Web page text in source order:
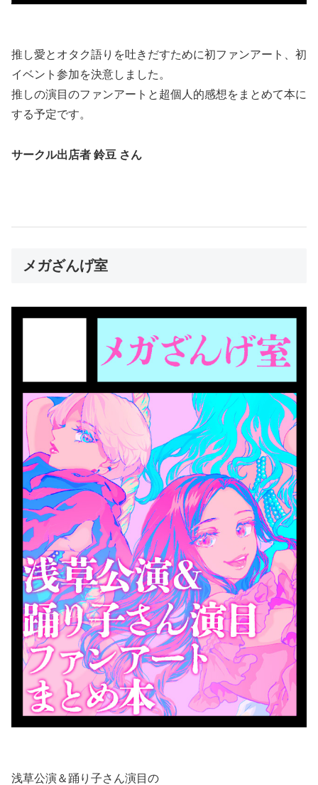
推し愛とオタク語りを吐きだすために初ファンアート、初
イベント参加を決意しました。
推しの演目のファンアートと超個人的感想をまとめて本に
する予定です。
サークル出店者 鈴豆 さん
メガざんげ室
浅草公演＆踊り子さん演目の